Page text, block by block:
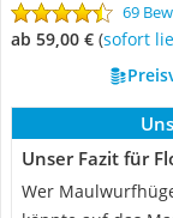
69
ab 59,00 € ( Sofort
Unser Fazit für
Wer